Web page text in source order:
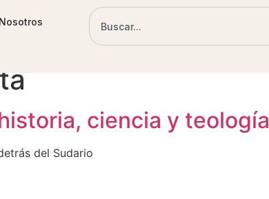
Nosotros
ciencia y
del Sudario